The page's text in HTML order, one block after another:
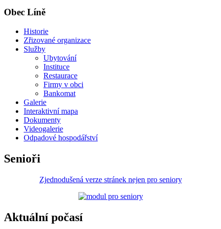
Obec Líně
Historie
Zřizované organizace
Služby
Ubytování
Instituce
Restaurace
Firmy v obci
Bankomat
Galerie
Interaktivní mapa
Dokumenty
Videogalerie
Odpadové hospodářství
Senioři
Zjednodušená verze stránek nejen pro seniory
Aktuální počasí